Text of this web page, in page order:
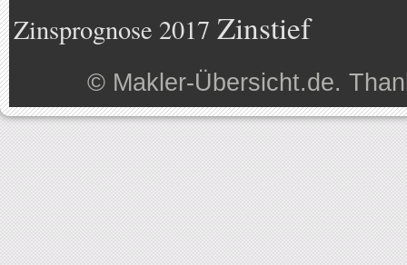
Zinsprognose 2017 Zinstief
© Makler-Übersicht.de.